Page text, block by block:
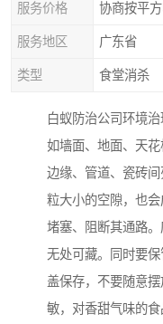
服务价格 协商按平
服务地区 广东省
类型 食堂消杀
白蚁防治公司环境
如墙面、地面、天花
边缘、管道、瓷砖
粒大小的空隙，也
堵塞、阻断其通路。
无处可藏。同时要
盖保存，不要随意
敏，对香甜气味的